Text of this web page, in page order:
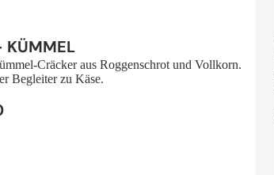
KÜMMEL
Cräcker aus Roggenschrot und Vollkorn.
Begleiter zu Käse.